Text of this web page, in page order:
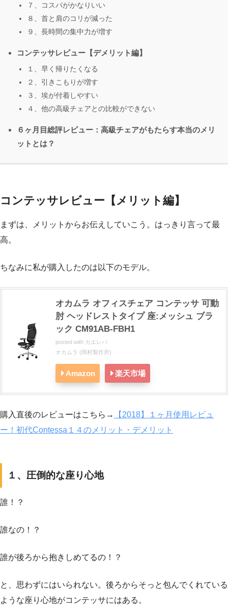
７、コスパがかなりいい
８、首と肩のコリが減った
９、長時間の集中力が増す
コンテッサレビュー【デメリット編】
１、早く帰りたくなる
２、引きこもりが増す
３、埃が付着しやすい
４、他の高級チェアとの比較ができない
６ヶ月目総評レビュー：高級チェアがもたらす本当のメリ
ットとは？
コンテッサレビュー【メリット編】
まずは、メリットからお伝えしていこう。はっきり言って最
高。
ちなみに私が購入したのは以下のモデル。
オカムラ オフィスチェア コンテッサ 可動
肘 ヘッドレストタイプ 座:メッシュ ブラ
ック CM91AB-FBH1
posted with カエレバ
オカムラ (岡村製作所)
Amazon 楽天市場
購入直後のレビューはこちら→
【2018】１ヶ月使用レビュ
ー！初代Contessa１４のメリット・デメリット
１、圧倒的な座り心地
誰！？
誰なの！？
誰が後ろから抱きしめてるの！？
と、思わずにはいられない。後ろからそっと包んでくれている
ような座り心地がコンテッサにはある。